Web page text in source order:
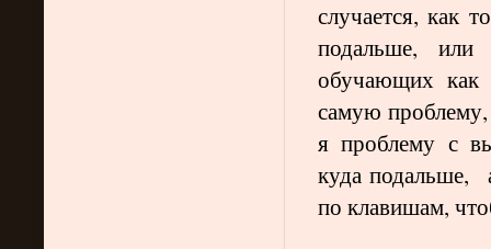
случается, как
подальше,
обучающих
самую
я проблему с
куда подальше,
по клавишам,